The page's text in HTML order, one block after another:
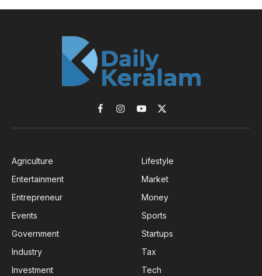
Facebook
InstagramYouTube
X
(Twitter)
Agriculture
Entertainment
Entrepreneur
Events
Government
Industry
Investment
Lifestyle
Market
Money
Sports
Startups
Tax
Tech